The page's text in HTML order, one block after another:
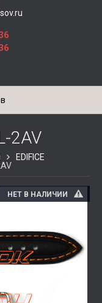
2AV
EDIFICE
НЕТ В НАЛИЧИИ